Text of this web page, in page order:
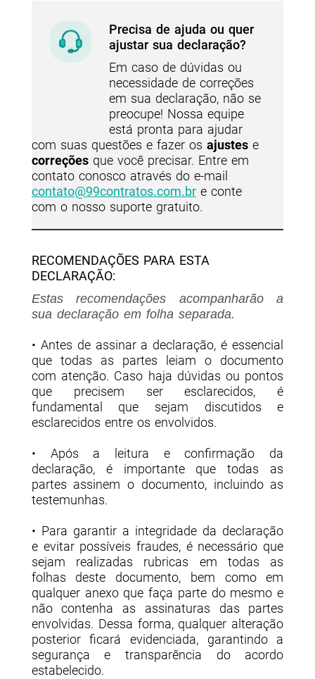
Precisa de ajuda ou quer
ajustar sua declaração?
Em caso de dúvidas ou
necessidade de correções
em sua declaração, não se
preocupe! Nossa equipe
está pronta para ajudar
com suas questões e fazer os ajustese
correçõesque você precisar. Entre em
contato conosco através do e-mail
contato@99contratos.com.bre conte
com o nosso suporte gratuito.
RECOMENDAÇÕES PARA ESTA
DECLARAÇÃO:
Estas recomendações acompanharão a
sua declaração em folha separada.
• Antes de assinar a declaração, é essencial
que todas as partes leiam o documento
com atenção. Caso haja dúvidas ou pontos
que precisem ser esclarecidos, é
fundamental que sejam discutidos e
esclarecidos entre os envolvidos.
• Após a leitura e confirmação da
declaração, é importante que todas as
partes assinem o documento, incluindo as
testemunhas.
• Para garantir a integridade da declaração
e evitar possíveis fraudes, é necessário que
sejam realizadas rubricas em todas as
folhas deste documento, bem como em
qualquer anexo que faça parte do mesmo e
não contenha as assinaturas das partes
envolvidas. Dessa forma, qualquer alteração
posterior ficará evidenciada, garantindo a
segurança e transparência do acordo
estabelecido.